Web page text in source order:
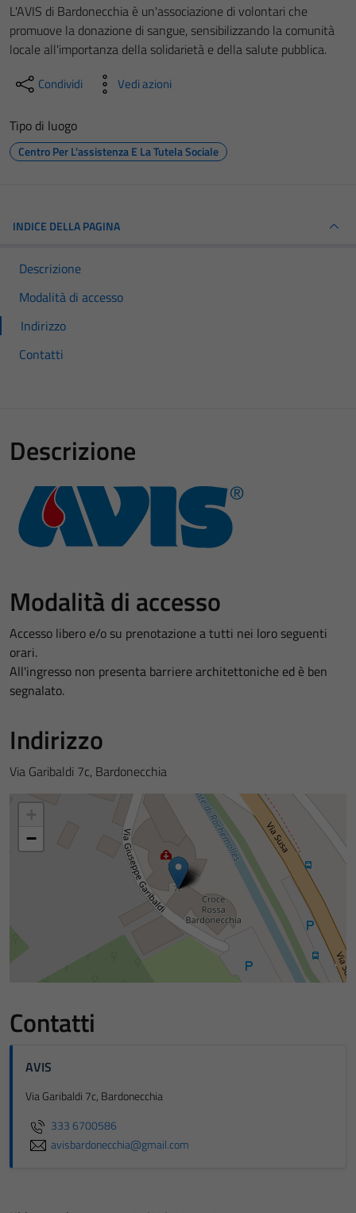
L'AVIS di Bardonecchia è un'associazione di volontari che
promuove la donazione di sangue, sensibilizzando la comunità
locale all'importanza della solidarietà e della salute pubblica.
Condividi Vedi azioni
Tipo di luogo
Centro Per L'assistenza E La Tutela Sociale
INDICE DELLA PAGINA
Descrizione
Modalità di accesso
Indirizzo
Contatti
Descrizione
Modalità di accesso
Accesso libero e/o su prenotazione a tutti nei loro seguenti
orari.
All'ingresso non presenta barriere architettoniche ed è ben
segnalato.
Indirizzo
Via Garibaldi 7c, Bardonecchia
−
Contatti
AVIS
Via Garibaldi 7c, Bardonecchia
333 6700586
avisbardonecchia@gmail.com